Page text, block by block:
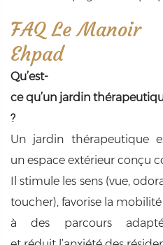
FAQ Le Manoir
Ehpad
Qu’est-
ce qu’un jardin
?
Un jardin thérapeutique
un espace extérieur conçu
Il stimule les sens (vue,
toucher), favorise la
à des parcours